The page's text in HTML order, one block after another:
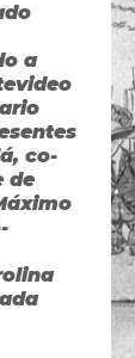
a
co-
de